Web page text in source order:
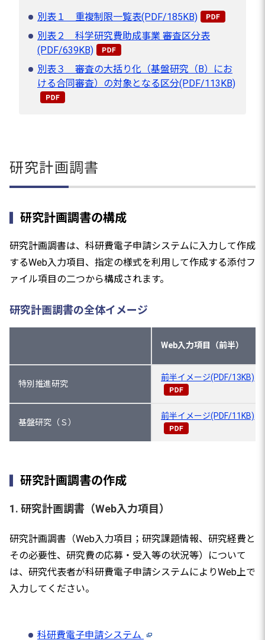
別表１ 重複制限一覧表(PDF/185KB)
別表２ 科学研究費助成事業 審査区分表
(PDF/639KB)
別表３ 審査の大括り化（基盤研究（B）にお
ける合同審査）の対象となる区分(PDF/113KB)
研究計画調書
研究計画調書の構成
研究計画調書は、科研費電子申請システムに入力して作成
するWeb入力項目、指定の様式を利用して作成する添付フ
ァイル項目の二つから構成されます。
研究計画調書の全体イメージ
Web入力項目（前半）
特別推進研究
前半イメージ(PDF/13KB)
基盤研究（Ｓ）
前半イメージ(PDF/11KB)
研究計画調書の作成
1. 研究計画調書（Web入力項目）
研究計画調書（Web入力項目；研究課題情報、研究経費と
その必要性、研究費の応募・受入等の状況等）について
は、研究代表者が科研費電子申請システムによりWeb上で
入力してください。
科研費電子申請システム